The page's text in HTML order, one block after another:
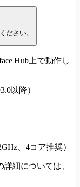
ださい。
Hub上で動作し
以降）
、4コア推奨）
細については、